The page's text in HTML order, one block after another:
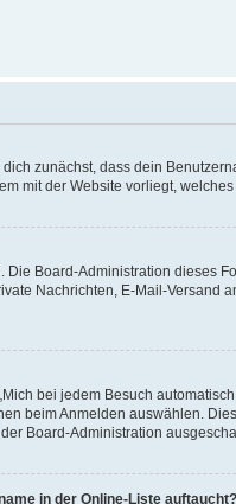
zunächst, dass dein
mit der Website vorliegt,
Board-Administration dieses
Nachrichten, E-Mail-
bei jedem Besuch
beim Anmelden auswählen.
Board-Administration
in der Online-Liste auftaucht?